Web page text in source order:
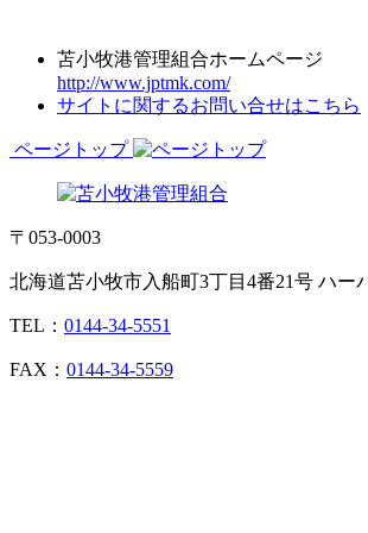
苫小牧港管理組合ホームページ
http://www.jptmk.com/
サイトに関するお問い合せはこちら
ページトップ
〒053-0003
北海道苫小牧市入船町3丁目4番21号 ハー
TEL： 0144-34-5551
FAX： 0144-34-5559